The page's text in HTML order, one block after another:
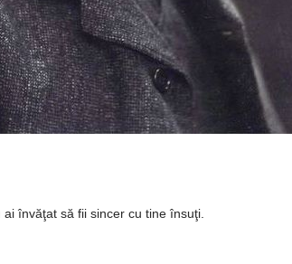
învăţat să fii sincer cu tine însuţi.